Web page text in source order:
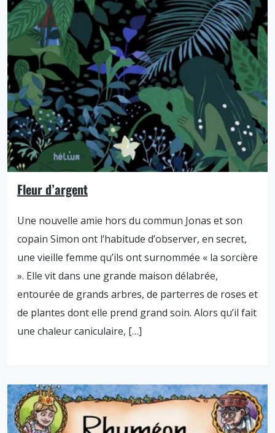
Fleur d’argent
Une nouvelle amie hors du commun Jonas et son
copain Simon ont l’habitude d’observer, en secret,
une vieille femme qu’ils ont surnommée « la sorcière
». Elle vit dans une grande maison délabrée,
entourée de grands arbres, de parterres de roses et
de plantes dont elle prend grand soin. Alors qu’il fait
une chaleur caniculaire, […]